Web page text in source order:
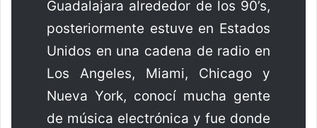
Guadalajara alrededor de los 90’s,
posteriormente estuve en Estados
Unidos en una cadena de radio en
Los Angeles, Miami, Chicago y
Nueva York, conocí mucha gente
de música electrónica y fue donde